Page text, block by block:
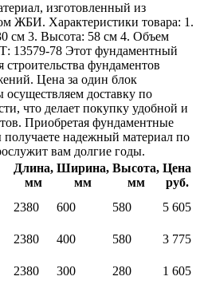
изготовленный из
ЖБИ. Характеристики товара: 1.
см 3. Высота: 58 см 4. Объем
13579-78 Этот фундаментный
строительства фундаментов
Цена за один блок
осуществляем доставку по
что делает покупку удобной и
Приобретая фундаментные
надежный материал по
вам долгие годы.
Длина,
мм
Ширина,
мм
Высота,
мм
Цена
руб.
2380 600 580
5 605
2380 400 580
3 775
2380 300 280
1 605